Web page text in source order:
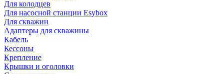
Для колодцев
Для насосной станции Esybox
Для скважин
Адаптеры для скважины
Кабель
Кессоны
Крепление
Крышки и оголовки